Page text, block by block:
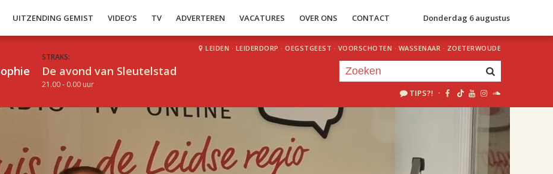
UITZENDING GEMIST VIDEO’S TV ADVERTEREN VACATURES OVER ONS CONTACT Donderdag 6 augustus
STRAKS:
De avond van Sleutelstad
21.00 - 0.00 uur
LEIDEN · LEIDERDORP · OEGSTGEEST · VOORSCHOTEN · WASSENAAR · ZOETERWOUDE
TIPS?! ·
uur 1 van 2
Volgend uur